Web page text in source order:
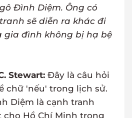
Đình Diệm. Ông có
sẽ diễn ra khác đi
gia đình không bị hạ bệ
Stewart: Đây là câu hỏi
chữ 'nếu' trong lịch sử.
Diệm là cạnh tranh
Hồ Chí Minh trong